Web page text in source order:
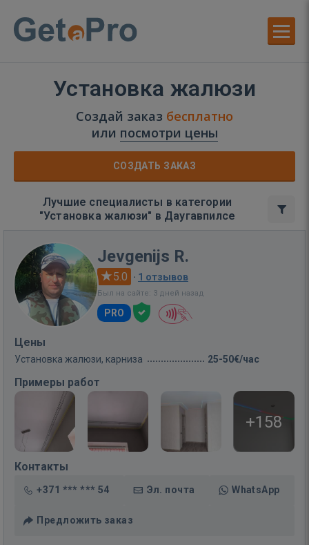
Установка жалюзи
Создай заказ бесплатно
или посмотри цены
СОЗДАТЬ ЗАКАЗ
Лучшие специалисты в категории
"Установка жалюзи" в Даугавпилсе
Jevgenijs R.
5.0 · 1 отзывов
Был на сайте: 3 дней назад
PRO
Цены
Установка жалюзи, карниза 25-50€/час
Примеры работ
+158
Контакты
+371 *** *** 54 Эл. почта WhatsApp
Предложить заказ